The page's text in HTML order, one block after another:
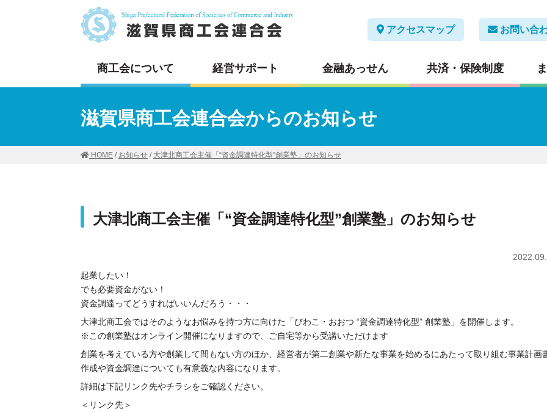
アクセスマップ お問い合
商工会について 経営サポート 金融あっせん 共済・保険制度
滋賀県商工会連合会からのお知らせ
HOME / お知らせ / 大津北商工会主催「“資金調達特化型”創業塾」のお知らせ
大津北商工会主催「“資金調達特化型”創業塾」のお知らせ
起業したい！
でも必要資金がない！
資金調達ってどうすればいいんだろう・・・
大津北商工会ではそのようなお悩みを持つ方に向けた「びわこ・おおつ “資金調達特化型” 創業塾」を開催します。
※この創業塾はオンライン開催になりますので、ご自宅等から受講いただけます
創業を考えている方や創業して間もない方のほか、経営者が第二創業や新たな事業を始めるにあたって取り組む事業計画
作成や資金調達についても有意義な内容になります。
詳細は下記リンク先やチラシをご確認ください。
＜リンク先＞